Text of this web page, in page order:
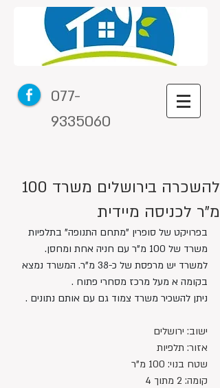
077-
9335060
להשכרה בירושלים משרד 100
מ"ר לכניסה מיידית
בפרויקט של סופרין "מתחם התנופה" בתלפיות
משרד של 100 מ"ר עם חניה אחת ומחסן.
למשרד יש מרפסת של כ-38 מ"ר. המשרד נמצא
בקומה א מעל מרכז מסחרי פתוח .
ניתן להשכיר משרד צמוד גם עם אותם נתונים .
ישוב: ירושלים
אזור: תלפיות
שטח בנוי: 100 מ"ר
קומה: 2 מתוך 4